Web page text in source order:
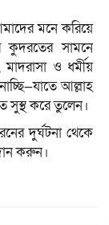
মনে করিয়ে
কুদরতের সামনে
ও ধর্মীয়
আল্লাহ
সুস্থ করে তুলেন।
দুর্ঘটনা থেকে
করুন।